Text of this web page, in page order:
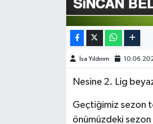
İsa Yıldırım
Nesine 2. Lig
Geçtiğimiz sezon
önümüzdeki sezon